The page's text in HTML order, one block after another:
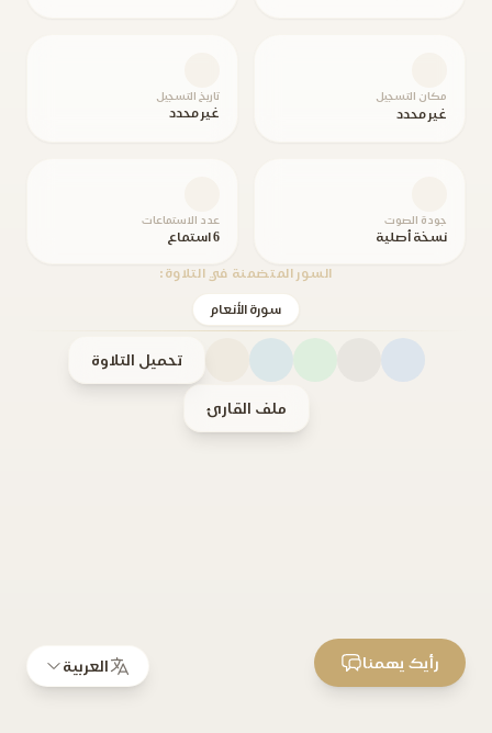
مكان التسجيل
غير محدد
تاريخ التسجيل
غير محدد
جودة الصوت
نسخة أصلية
عدد الاستماعات
6 استماع
السور المتضمنة في التلاوة:
سورة الأنعام
تحميل التلاوة
ملف القارئ
العربية رأيك يهمنا